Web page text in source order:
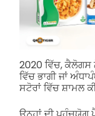
2020 ਵਿੱਚ, ਕੈਲੋਗਸ
ਵਿੱਚ ਭਾਗੀ ਜਾਂ
ਸਟੋਰਾਂ ਵਿੱਚ ਸ਼ਾਮਲ